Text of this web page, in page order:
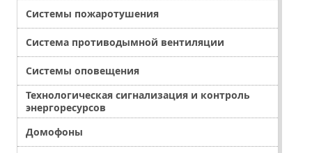
Системы пожаротушения
Система противодымной вентиляции
Системы оповещения
Технологическая сигнализация и контроль
энергоресурсов
Домофоны